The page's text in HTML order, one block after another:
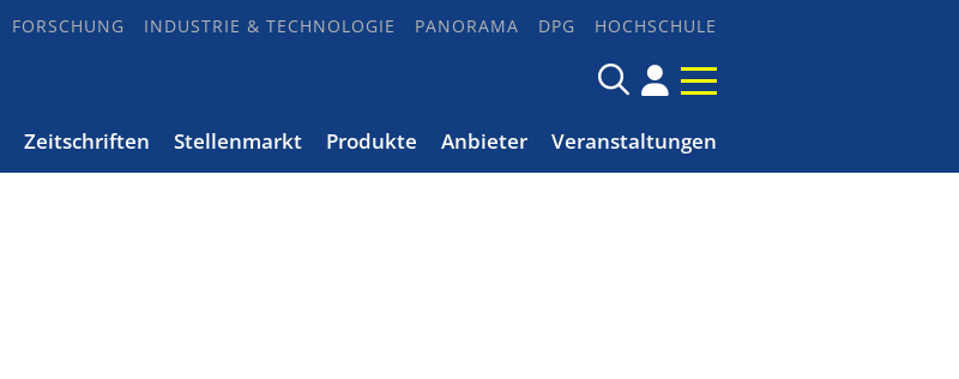
FORSCHUNG INDUSTRIE & TECHNOLOGIE PANORAMA DPG HOCHSCHULE
Zeitschriften Stellenmarkt Produkte Anbieter Veranstaltungen